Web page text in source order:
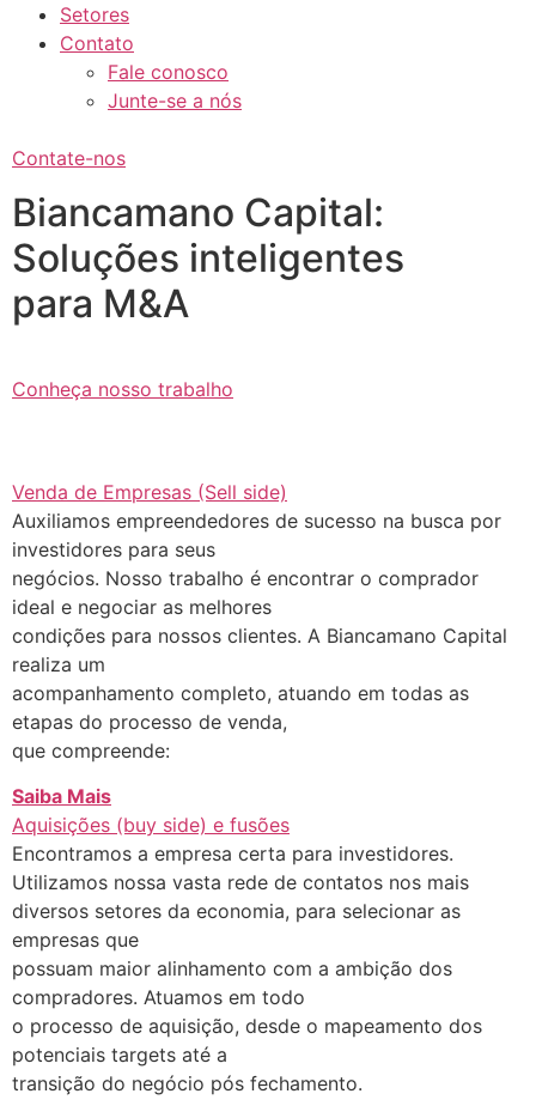
Setores
Contato
Fale conosco
Junte-se a nós
Contate-nos
Biancamano Capital:
Soluções inteligentes
para M&A
Conheça nosso trabalho
Venda de Empresas (Sell side)
Auxiliamos empreendedores de sucesso na busca por
investidores para seus
negócios. Nosso trabalho é encontrar o comprador
ideal e negociar as melhores
condições para nossos clientes. A Biancamano Capital
realiza um
acompanhamento completo, atuando em todas as
etapas do processo de venda,
que compreende:
Saiba Mais
Aquisições (buy side) e fusões
Encontramos a empresa certa para investidores.
Utilizamos nossa vasta rede de contatos nos mais
diversos setores da economia, para selecionar as
empresas que
possuam maior alinhamento com a ambição dos
compradores. Atuamos em todo
o processo de aquisição, desde o mapeamento dos
potenciais targets até a
transição do negócio pós fechamento.